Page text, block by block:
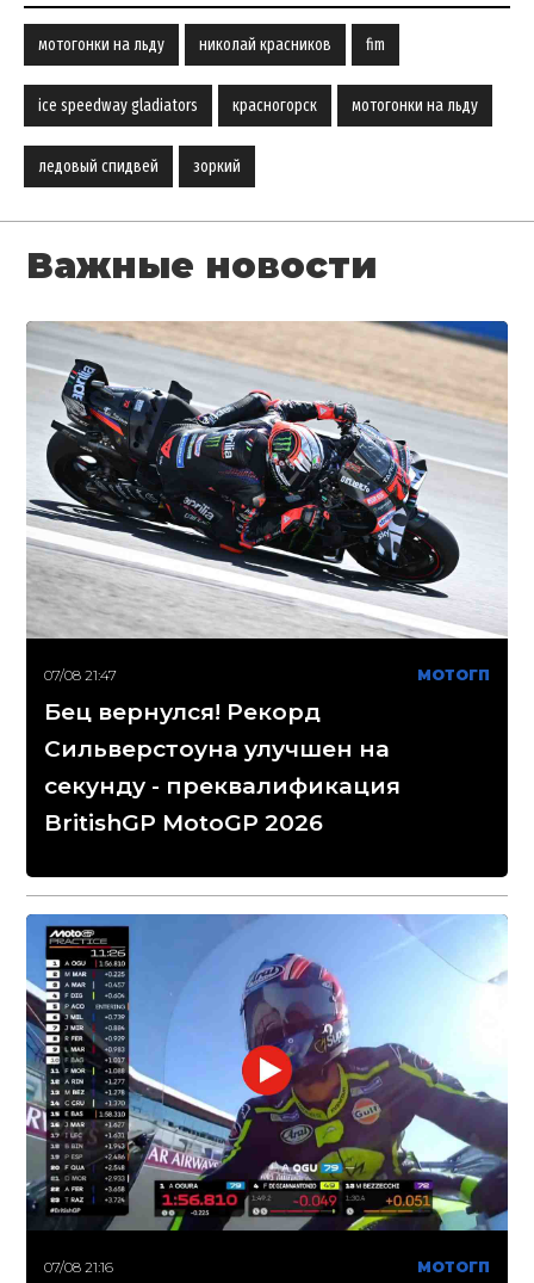
мотогонки на льду николай красников fim
ice speedway gladiators красногорск мотогонки на льду
ледовый спидвей зоркий
Важные новости
07/08 21:47 МОТОГП
Бец вернулся! Рекорд
Сильверстоуна улучшен на
секунду - преквалификация
BritishGP MotoGP 2026
07/08 21:16 МОТОГП